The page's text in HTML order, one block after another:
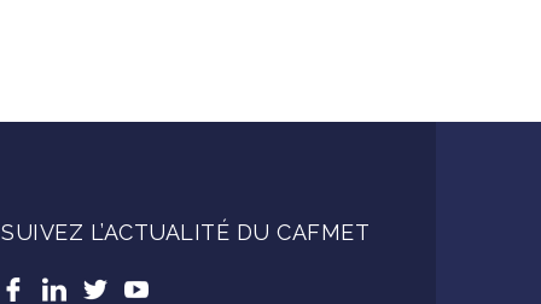
SUIVEZ L’ACTUALITÉ DU CAFMET